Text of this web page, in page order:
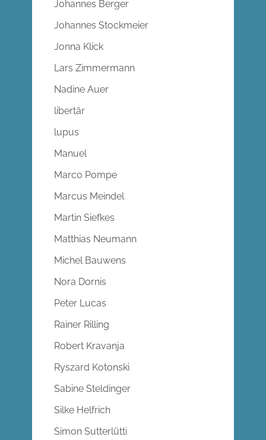
Johannes Berger
Johannes Stockmeier
Jonna Klick
Lars Zimmermann
Nadine Auer
libertär
lupus
Manuel
Marco Pompe
Marcus Meindel
Martin Siefkes
Matthias Neumann
Michel Bauwens
Nora Dornis
Peter Lucas
Rainer Rilling
Robert Kravanja
Ryszard Kotonski
Sabine Steldinger
Silke Helfrich
Simon Sutterlütti